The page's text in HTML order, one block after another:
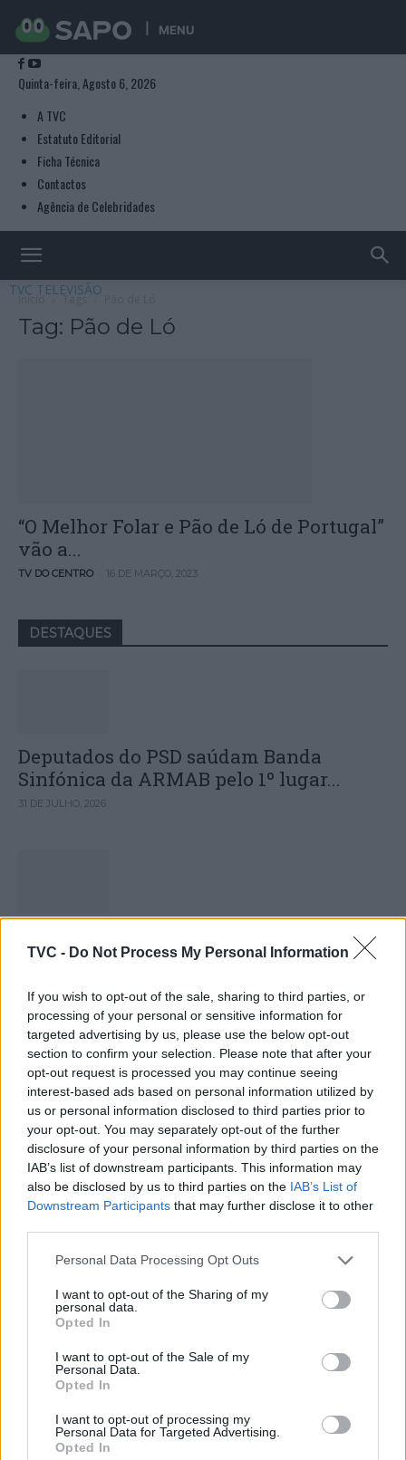
TVC - Do Not Process My Personal Information
If you wish to opt-out of the sale, sharing to third parties, or
processing of your personal or sensitive information for
targeted advertising by us, please use the below opt-out
section to confirm your selection. Please note that after your
opt-out request is processed you may continue seeing
interest-based ads based on personal information utilized by
us or personal information disclosed to third parties prior to
your opt-out. You may separately opt-out of the further
disclosure of your personal information by third parties on the
IAB’s list of downstream participants. This information may
also be disclosed by us to third parties on the IAB’s List of
Downstream Participants that may further disclose it to other
Personal Data Processing Opt Outs
I want to opt-out of the Sharing of my
personal data.
Opted In
I want to opt-out of the Sale of my
Personal Data.
Opted In
I want to opt-out of processing my
Personal Data for Targeted Advertising.
Opted In
MENU
Quinta-feira, Agosto 6, 2026
A TVC
Estatuto Editorial
Ficha Técnica
Contactos
Agência de Celebridades
TVC TELEVISÃO
Início Tags
Tag: Pão de Ló
“O Melhor Folar e Pão de Ló de Portugal”
vão a...
TV DO CENTRO 16 DE MARÇO, 2023
DESTAQUES
Deputados do PSD saúdam Banda
Sinfónica da ARMAB pelo 1º lugar...
31 DE JULHO, 2026
Capacita Jovem de Poiares aproxima
jovens ao mundo do trabalho
Colheita de sangue regressa ao Hospital
Sousa Martins durante o mês...
30 DE JULHO, 2026
ULS da Guarda assinala o Dia Mundial
do Cancro do Pulmão...